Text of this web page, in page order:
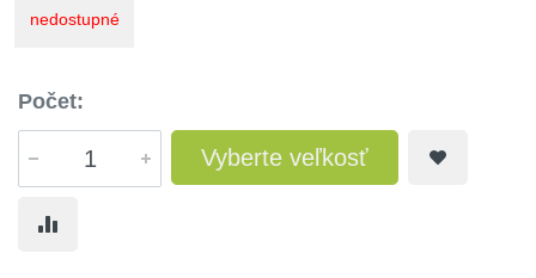
nedostupné
Počet:
Vyberte veľkosť